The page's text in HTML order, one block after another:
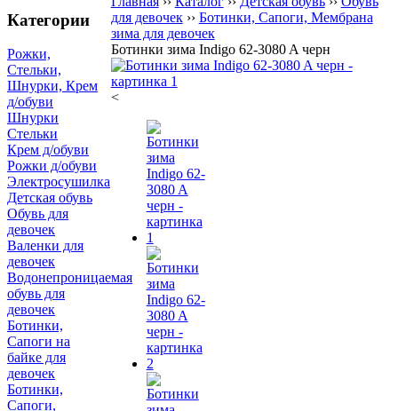
для девочек ›› Ботинки, Сапоги, Мембрана
зима для девочек
Ботинки зима Indigo 62-3080 A черн
<
Категории
Рожки,
Стельки,
Шнурки, Крем
д/обуви
Шнурки
Стельки
Крем д/обуви
Рожки д/обуви
Электросушилка
Детская обувь
Обувь для
девочек
Валенки для
девочек
Водонепроницаемая
обувь для
девочек
Ботинки,
Сапоги на
байке для
девочек
Ботинки,
Сапоги,